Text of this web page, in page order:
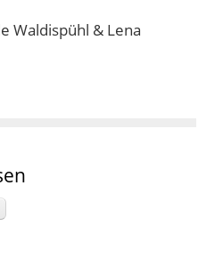
Waldispühl & Lena